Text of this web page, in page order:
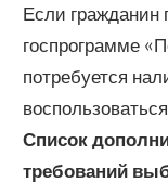
Если гражданин
госпрограмме
потребуется
Список
требований